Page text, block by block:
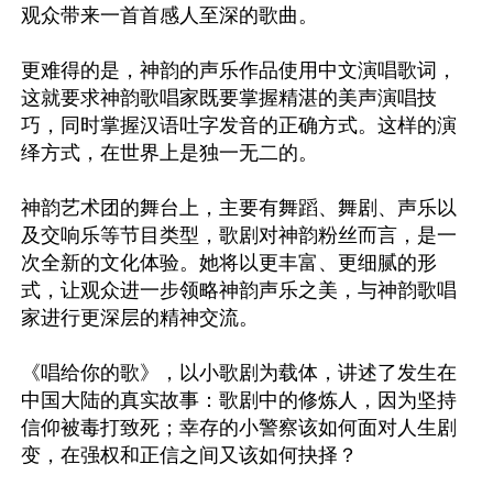
观众带来一首首感人至深的歌曲。
更难得的是，神韵的声乐作品使用中文演唱歌词，
这就要求神韵歌唱家既要掌握精湛的美声演唱技
巧，同时掌握汉语吐字发音的正确方式。这样的演
绎方式，在世界上是独一无二的。
神韵艺术团的舞台上，主要有舞蹈、舞剧、声乐以
及交响乐等节目类型，歌剧对神韵粉丝而言，是一
次全新的文化体验。她将以更丰富、更细腻的形
式，让观众进一步领略神韵声乐之美，与神韵歌唱
家进行更深层的精神交流。
《唱给你的歌》，以小歌剧为载体，讲述了发生在
中国大陆的真实故事：歌剧中的修炼人，因为坚持
信仰被毒打致死；幸存的小警察该如何面对人生剧
变，在强权和正信之间又该如何抉择？